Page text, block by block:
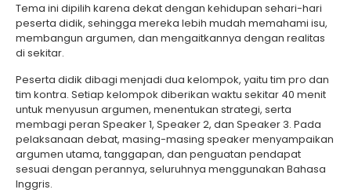
Tema ini dipilih karena dekat dengan kehidupan sehari-hari
peserta didik, sehingga mereka lebih mudah memahami isu,
membangun argumen, dan mengaitkannya dengan realitas
di sekitar.
Peserta didik dibagi menjadi dua kelompok, yaitu tim pro dan
tim kontra. Setiap kelompok diberikan waktu sekitar 40 menit
untuk menyusun argumen, menentukan strategi, serta
membagi peran Speaker 1, Speaker 2, dan Speaker 3. Pada
pelaksanaan debat, masing-masing speaker menyampaikan
argumen utama, tanggapan, dan penguatan pendapat
sesuai dengan perannya, seluruhnya menggunakan Bahasa
Inggris.